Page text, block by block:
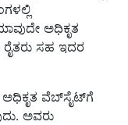
ಅಧಿಕೃತ
ಸಹ ಇದರ
ಅಧಿಕೃತ ವೆಬ್‌ಸೈಟ್‌ಗೆ
ಅವರು